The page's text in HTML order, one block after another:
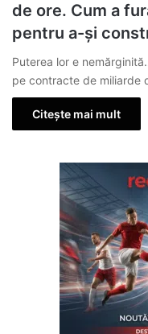
de ore. Cum a
pentru a-și
Puterea lor e
pe contracte de miliarde
Citește mai mult